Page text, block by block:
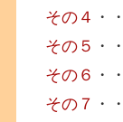
その４ ・
その５ ・
その６ ・
その７ ・